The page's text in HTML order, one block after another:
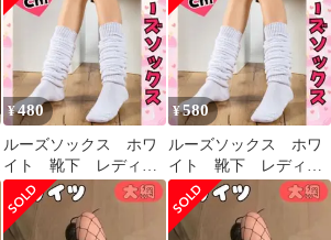
¥480
ルーズソックス ホワ
イト 靴下 レディー
ス ギャル 学生 定
番 Y2K 新品
¥580
ルーズソックス ホワ
イト 靴下 レディー
ス ギャル 学生 定
番 Y2K 新品